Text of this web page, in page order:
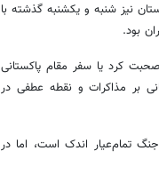
نیز شنبه و یکشنبه گذشته با
بود.
کرد یا سفر مقام پاکستانی
ایران توسط ترامپ در 11 می‌ را نقطه پایانی بر مذاکرات و نقطه عطفی در
جنگ تمام‌عیار اندک است، اما در